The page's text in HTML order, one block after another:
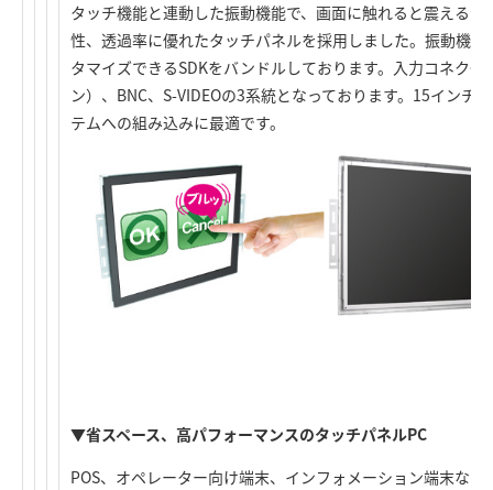
タッチ機能と連動した振動機能で、画面に触れると震える
性、透過率に優れたタッチパネルを採用しました。振動機
タマイズできるSDKをバンドルしております。入力コネク
ン）、BNC、S-VIDEOの3系統となっております。15インチ
テムへの組み込みに最適です。
▼省スペース、高パフォーマンスのタッチパネルPC
POS、オペレーター向け端末、インフォメーション端末な